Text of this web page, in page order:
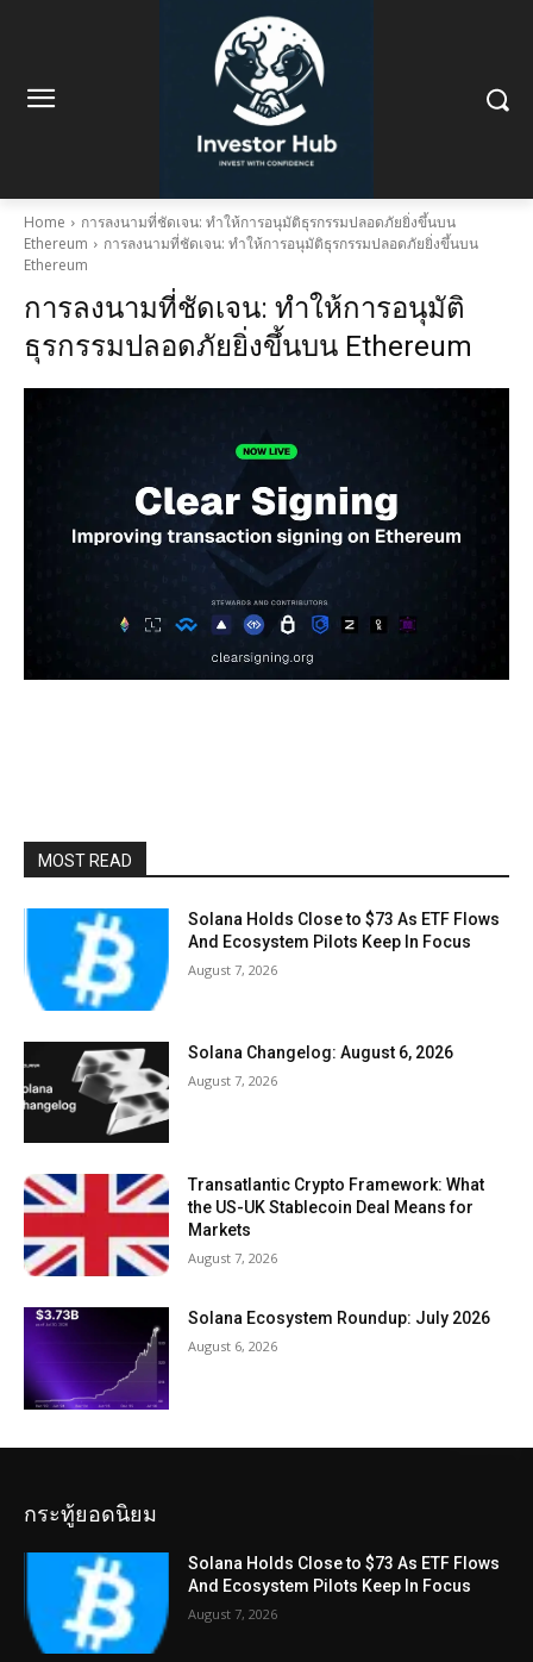
Home
การลงนามที่ชัดเจน: ทำให้การอนุมัติธุรกรรมปลอดภัยยิ่งขึ้นบน
Ethereum
การลงนามที่ชัดเจน: ทำให้การอนุมัติธุรกรรมปลอดภัยยิ่งขึ้นบน
Ethereum
การลงนามที่ชัดเจน: ทำให้การอนุมัติ
ธุรกรรมปลอดภัยยิ่งขึ้นบน Ethereum
MOST READ
Solana Holds Close to $73 As ETF Flows
And Ecosystem Pilots Keep In Focus
August 7, 2026
Solana Changelog: August 6, 2026
August 7, 2026
Transatlantic Crypto Framework: What
the US-UK Stablecoin Deal Means for
Markets
August 7, 2026
Solana Ecosystem Roundup: July 2026
August 6, 2026
กระทู้ยอดนิยม
Solana Holds Close to $73 As ETF Flows
And Ecosystem Pilots Keep In Focus
August 7, 2026